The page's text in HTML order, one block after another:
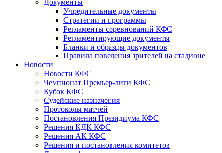
Документы
Учредительные документы
Стратегии и программы
Регламенты соревнований КФС
Регламентирующие документы
Бланки и образцы документов
Правила поведения зрителей на стадионе
Новости
Новости КФС
Чемпионат Премьер-лиги КФС
Кубок КФС
Судейские назначения
Протоколы матчей
Постановления Президиума КФС
Решения КДК КФС
Решения АК КФС
Решения и постановления комитетов